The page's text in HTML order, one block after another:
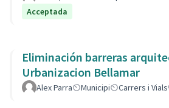
Acceptada
Eliminación barreras
Urbanizacion Bellamar
Alex Parra Municipi Carrers i Vials